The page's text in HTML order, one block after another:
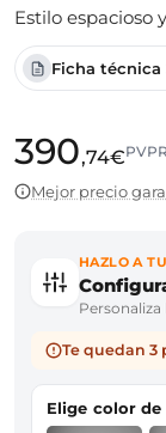
Estilo espacioso
Ficha técnica
390,74€
Mejor precio
HAZLO A
Te quedan 3
Elige color